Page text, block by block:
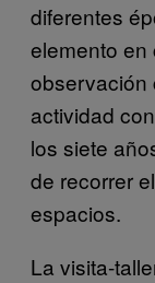
diferentes
elemento en
observación
actividad
los siete
de recorrer
espacios.
La visita-